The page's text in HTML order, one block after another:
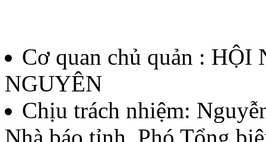
thưởng Báo chí Huỳnh
thứ II - năm 2026
Lượt xem:139 | lượt tải:60
Cơ quan chủ quản :
NGUYÊN
Chịu trách nhiệm: